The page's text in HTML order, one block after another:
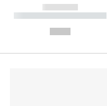
------------
----------- ----------- --------